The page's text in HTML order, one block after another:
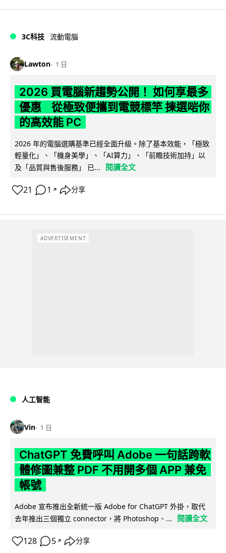
3C科技 流動電腦
Lawton 1 日
2026 買電腦新趨勢公開！ 如何享最多
優惠 從極致便攜到電競標竿 揀選啱你
的高效能 PC
2026 年的電腦選購基準已經全面升級。除了基本效能，「極致
輕量化」、「機身美學」、「AI算力」、「前瞻技術加持」以
及「品質與售後服務」 已...
閱讀全文
21 1 ↗ 分享
ADVERTISEMENT
人工智能
Vin 1 日
ChatGPT 免費呼叫 Adobe 一句話跨軟
體修圖兼整 PDF 不用開多個 APP 兼免
帳號
Adobe 宣布推出全新統一版 Adobe for ChatGPT 外掛，取代
去年推出三個獨立 connector，將 Photoshop、...
閱讀全文
128 5 ↗ 分享